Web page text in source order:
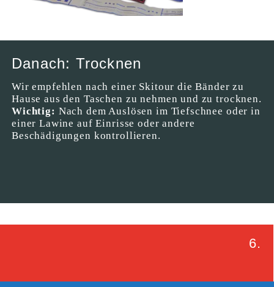
Danach: Trocknen
Wir empfehlen nach einer Skitour die Bänder zu
Hause aus den Taschen zu nehmen und zu trocknen.
Wichtig: Nach dem Auslösen im Tiefschnee oder in
einer Lawine auf Einrisse oder andere
Beschädigungen kontrollieren.
6.